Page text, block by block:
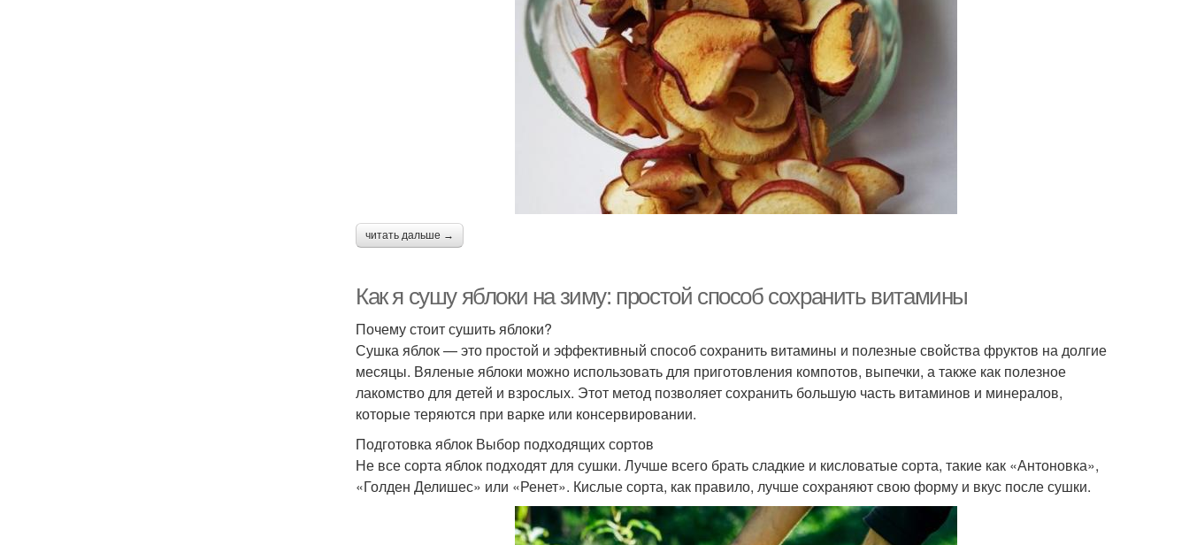
читать дальше →
Как я сушу яблоки на зиму: простой способ сохранить витамины
Почему стоит сушить яблоки?
Сушка яблок — это простой и эффективный способ сохранить витамины и полезные свойства фруктов на долгие
месяцы. Вяленые яблоки можно использовать для приготовления компотов, выпечки, а также как полезное
лакомство для детей и взрослых. Этот метод позволяет сохранить большую часть витаминов и минералов,
которые теряются при варке или консервировании.
Подготовка яблок Выбор подходящих сортов
Не все сорта яблок подходят для сушки. Лучше всего брать сладкие и кисловатые сорта, такие как «Антоновка»,
«Голден Делишес» или «Ренет». Кислые сорта, как правило, лучше сохраняют свою форму и вкус после сушки.